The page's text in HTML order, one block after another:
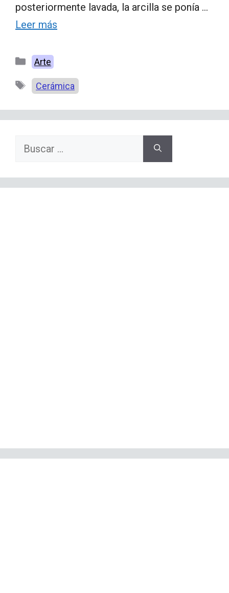
posteriormente lavada, la arcilla se ponía …
Leer más
Categorías
Arte
Etiquetas
Cerámica
Buscar: